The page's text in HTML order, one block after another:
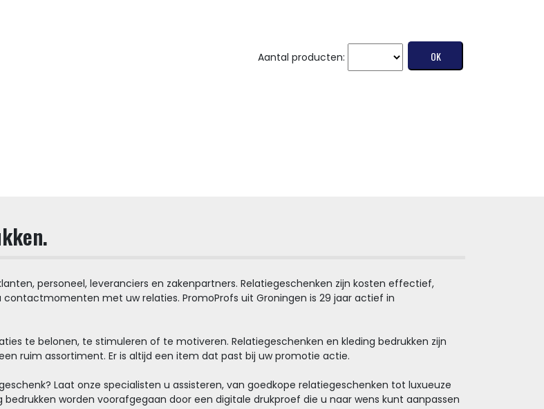
Aantal producten:
personeel, leveranciers en zakenpartners. Relatiegeschenken zijn kosten effectief,
met uw relaties. PromoProfs uit Groningen is 29 jaar actief in
te belonen, te stimuleren of te motiveren. Relatiegeschenken en kleding bedrukken zijn
ruim assortiment. Er is altijd een item dat past bij uw promotie actie.
Laat onze specialisten u assisteren, van goedkope relatiegeschenken tot luxueuze
worden voorafgegaan door een digitale drukproef die u naar wens kunt aanpassen